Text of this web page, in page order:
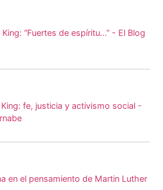
“Fuertes de espíritu…” - El Blog
fe, justicia y activismo social -
en el pensamiento de Martin Luther